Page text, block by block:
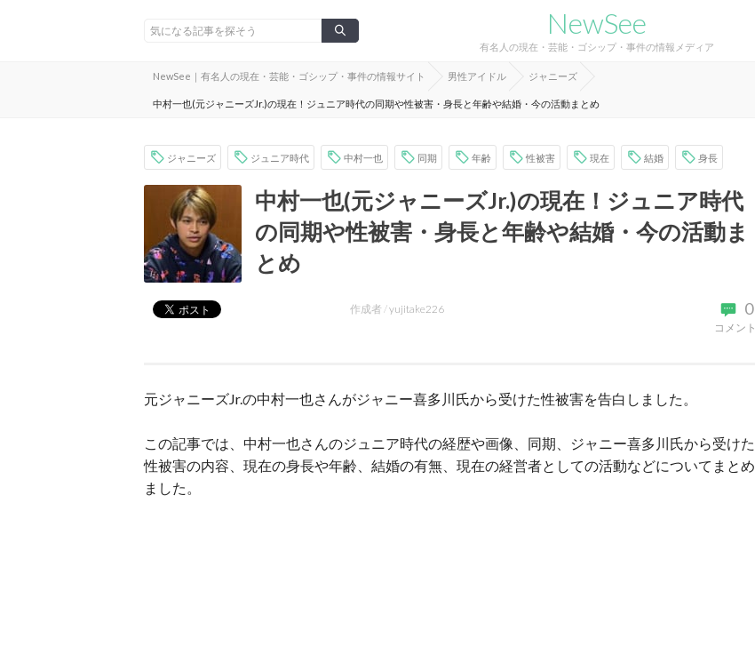
NewSee
有名人の現在・芸能・ゴシップ・事件の情報メディア
NewSee｜有名人の現在・芸能・ゴシップ・事件の情報サイト 男性アイドル ジャニーズ
中村一也(元ジャニーズJr.)の現在！ジュニア時代の同期や性被害・身長と年齢や結婚・今の活動まとめ
ジャニーズ ジュニア時代 中村一也 同期 年齢 性被害 現在 結婚 身長
中村一也(元ジャニーズJr.)の現在！ジュニア時代
の同期や性被害・身長と年齢や結婚・今の活動ま
とめ
0
コメント
作成者 /yujitake226
元ジャニーズJr.の中村一也さんがジャニー喜多川氏から受けた性被害を告白しました。
この記事では、中村一也さんのジュニア時代の経歴や画像、同期、ジャニー喜多川氏から受けた
性被害の内容、現在の身長や年齢、結婚の有無、現在の経営者としての活動などについてまとめ
ました。